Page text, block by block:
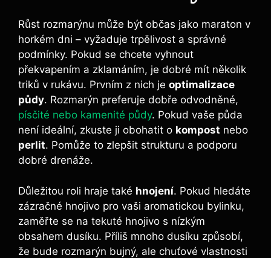
Růst⁤ rozmarýnu může⁣ být občas jako maraton v
horkém dni – vyžaduje trpělivost a správné
podmínky. Pokud se​ chcete vyhnout
překvapením a zklamáním, ⁤je dobré mít několik‌
triků⁢ v ⁣rukávu. Prvním z nich je optimalizace
půdy. ⁣Rozmarýn preferuje ‌dobře odvodněné,
písčité nebo kamenité půdy. Pokud vaše půda
není ‌ideální,⁤ zkuste ji obohatit o kompost nebo
perlit. Pomůže to‌ zlepšit​ strukturu a podporu
dobré⁢ drenáže.
Důležitou roli hraje také hnojení. Pokud hledáte
zázračné hnojivo pro vaši⁣ aromatickou⁢ bylinku,
zaměřte se⁢ na tekuté hnojivo s nízkým ​
obsahem⁤ dusíku.‍ Příliš ⁤mnoho​ dusíku‌ způsobí,
že bude‍ rozmarýn bujný, ale chuťové ​vlastnosti